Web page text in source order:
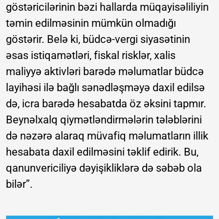
göstəricilərinin bəzi hallarda müqayisəliliyin
təmin edilməsinin mümkün olmadığı
göstərir. Belə ki, büdcə-vergi siyasətinin
əsas istiqamətləri, fiskal risklər, xalis
maliyyə aktivləri barədə məlumatlar büdcə
layihəsi ilə bağlı sənədləşməyə daxil edilsə
də, icra barədə hesabatda öz əksini tapmır.
Beynəlxalq qiymətləndirmələrin tələblərini
də nəzərə alaraq müvafiq məlumatların illik
hesabata daxil edilməsini təklif edirik. Bu,
qanunvericiliyə dəyişikliklərə də səbəb ola
bilər”.